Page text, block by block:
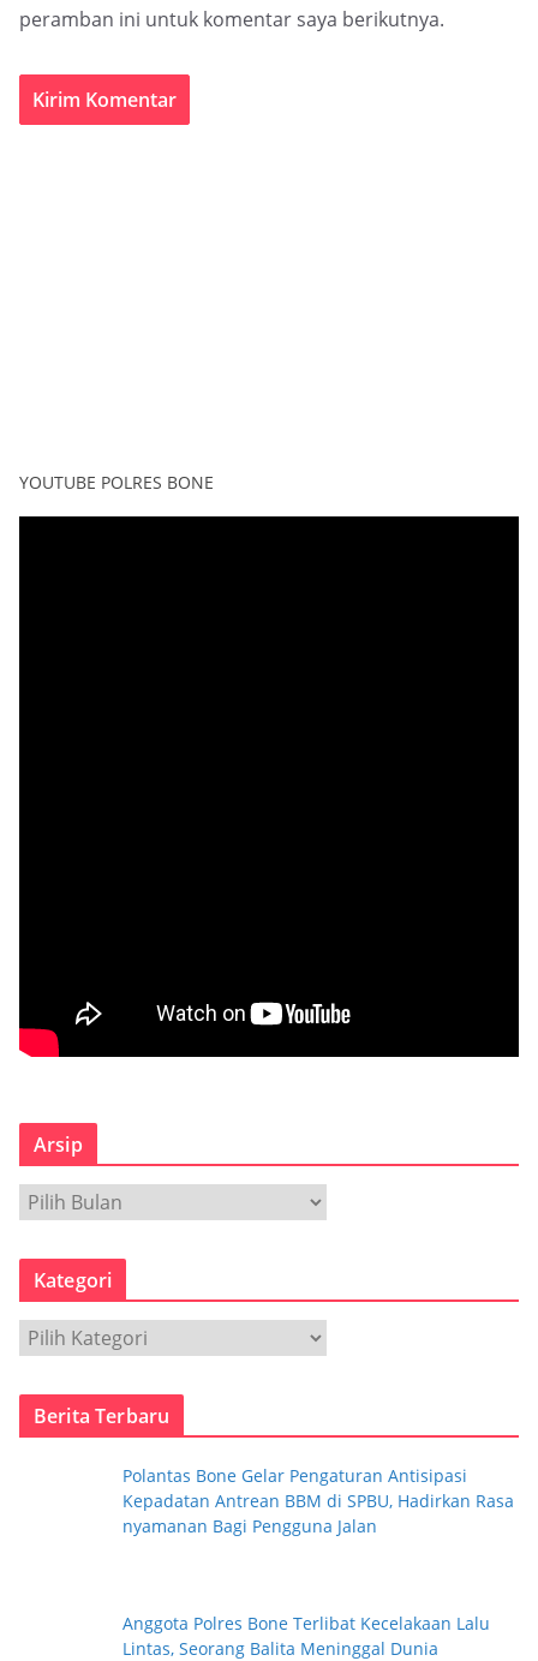
peramban ini untuk komentar saya berikutnya.
YOUTUBE POLRES BONE
Arsip
r
s
p
Kategori
a
t
Berita Terbaru
Polantas Bone Gelar Pengaturan Antisipasi
Kepadatan Antrean BBM di SPBU, Hadirkan Rasa
nyamanan Bagi Pengguna Jalan
Anggota Polres Bone Terlibat Kecelakaan Lalu
Lintas, Seorang Balita Meninggal Dunia